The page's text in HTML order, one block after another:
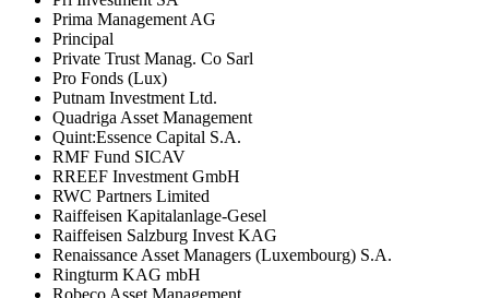
Prima Management AG
Principal
Private Trust Manag. Co Sarl
Pro Fonds (Lux)
Putnam Investment Ltd.
Quadriga Asset Management
Quint:Essence Capital S.A.
RMF Fund SICAV
RREEF Investment GmbH
RWC Partners Limited
Raiffeisen Kapitalanlage-Gesel
Raiffeisen Salzburg Invest KAG
Renaissance Asset Managers (Luxembourg) S.A.
Ringturm KAG mbH
Robeco Asset Management